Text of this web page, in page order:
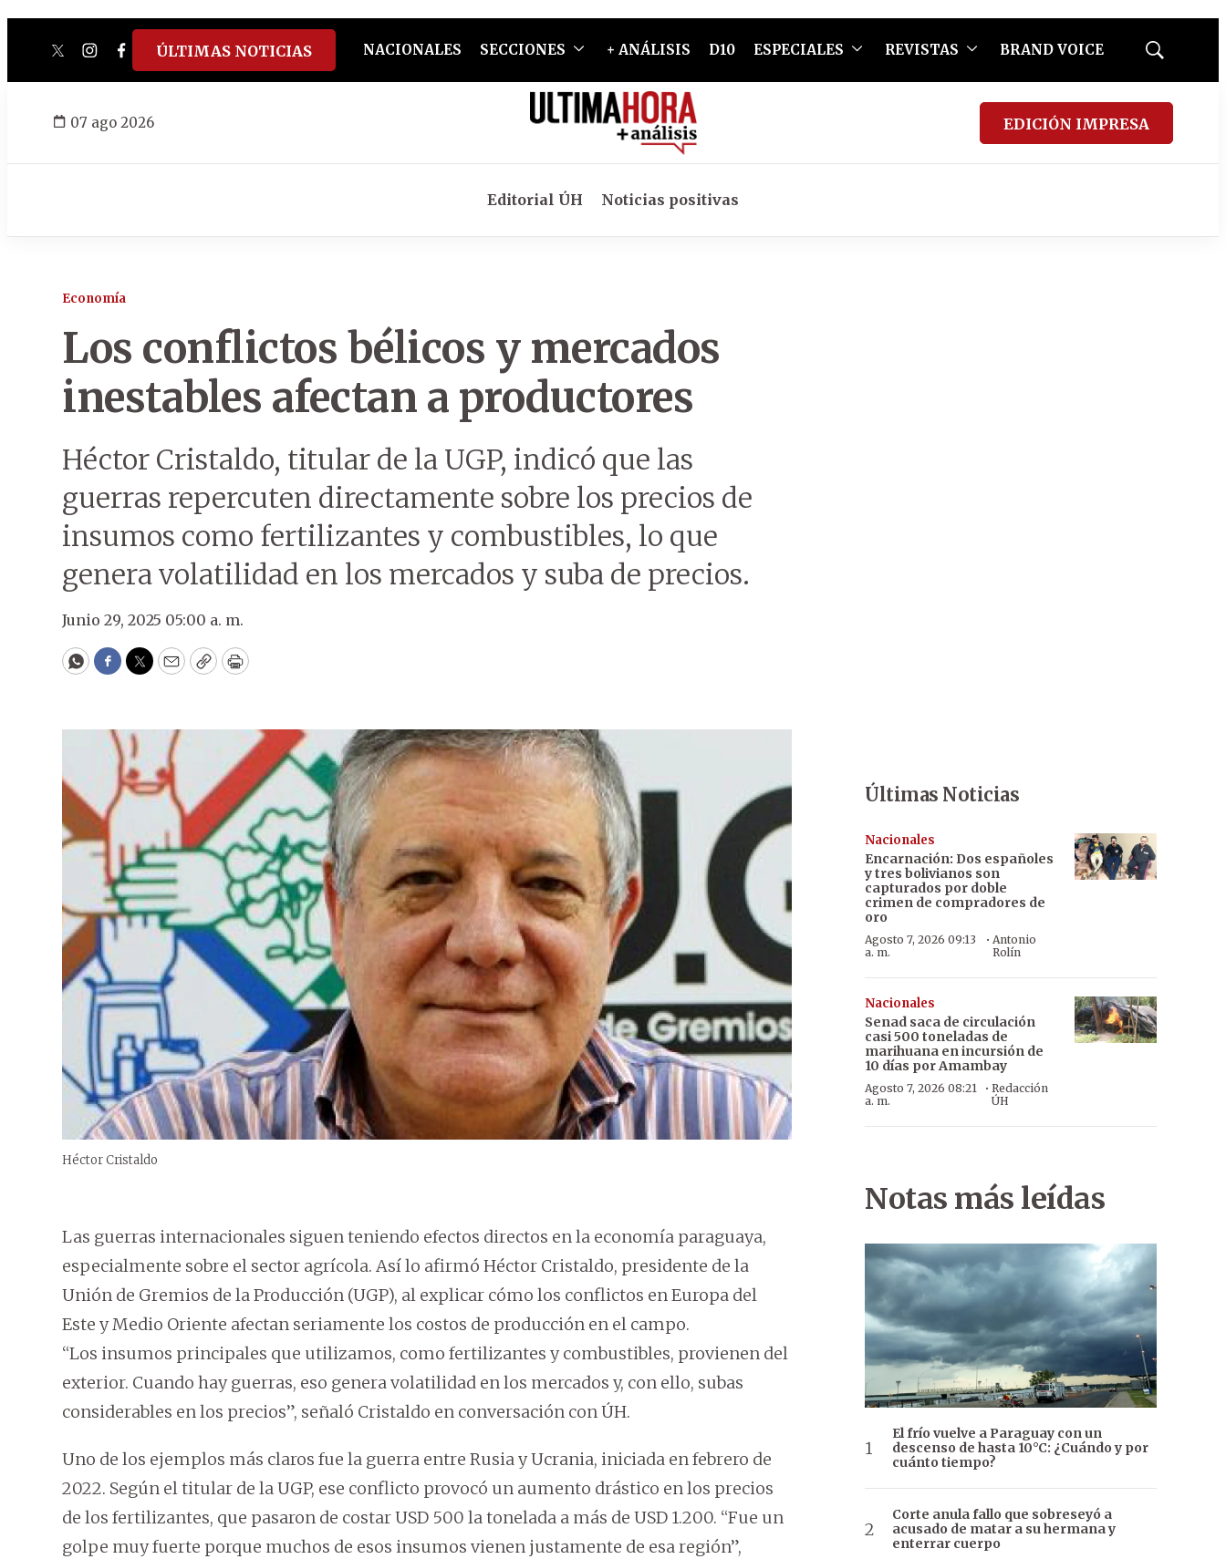
twitterinstagram
facebook
tiktokyoutube
spotify
ÚLTIMAS NOTICIAS NACIONALES SECCIONES + ANÁLISIS D10 ESPECIALES REVISTAS BRAND VOICE
Mostrar
07 ago 2026 EDICIÓN IMPRESA
Editorial ÚH Noticias positivas
Economía
Los conflictos bélicos y mercados
inestables afectan a productores
Héctor Cristaldo, titular de la UGP, indicó que las
guerras repercuten directamente sobre los precios de
insumos como fertilizantes y combustibles, lo que
genera volatilidad en los mercados y suba de precios.
Junio 29, 2025 05:00 a. m.
WhatsApp
Facebook
Twitter
EmailCopyPrint
Héctor Cristaldo
Las guerras internacionales siguen teniendo efectos directos en la economía paraguaya,
especialmente sobre el sector agrícola. Así lo afirmó Héctor Cristaldo, presidente de la
Unión de Gremios de la Producción (UGP), al explicar cómo los conflictos en Europa del
Este y Medio Oriente afectan seriamente los costos de producción en el campo.
“Los insumos principales que utilizamos, como fertilizantes y combustibles, provienen del
exterior. Cuando hay guerras, eso genera volatilidad en los mercados y, con ello, subas
considerables en los precios”, señaló Cristaldo en conversación con ÚH.
Uno de los ejemplos más claros fue la guerra entre Rusia y Ucrania, iniciada en febrero de
2022. Según el titular de la UGP, ese conflicto provocó un aumento drástico en los precios
de los fertilizantes, que pasaron de costar USD 500 la tonelada a más de USD 1.200. “Fue un
golpe muy fuerte porque muchos de esos insumos vienen justamente de esa región”,
Últimas Noticias
Nacionales
Encarnación: Dos españoles
y tres bolivianos son
capturados por doble
crimen de compradores de
oro
Agosto 7, 2026 09:13
a. m.
·Antonio
Rolín
Nacionales
Senad saca de circulación
casi 500 toneladas de
marihuana en incursión de
10 días por Amambay
Agosto 7, 2026 08:21
a. m.
·Redacción
ÚH
Notas más leídas
El frío vuelve a Paraguay con un
descenso de hasta 10°C: ¿Cuándo y por
cuánto tiempo?
Corte anula fallo que sobreseyó a
acusado de matar a su hermana y
enterrar cuerpo